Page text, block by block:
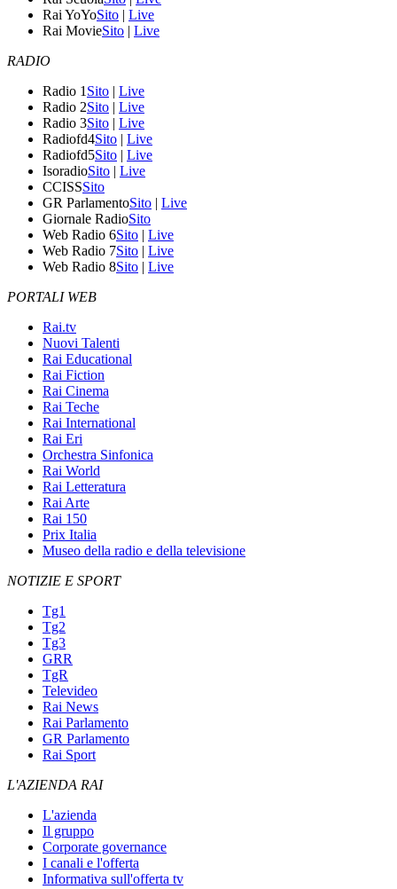
Rai YoYoSito | Live
Rai MovieSito | Live
RADIO
Radio 1 Sito | Live
Radio 2Sito | Live
Radio 3Sito | Live
Radiofd4Sito | Live
Radiofd5Sito | Live
IsoradioSito | Live
CCISSSito
GR ParlamentoSito | Live
Giornale RadioSito
Web Radio 6Sito | Live
Web Radio 7Sito | Live
Web Radio 8Sito | Live
PORTALI WEB
Rai.tv
Nuovi Talenti
Rai Educational
Rai Fiction
Rai Cinema
Rai Teche
Rai International
Rai Eri
Orchestra Sinfonica
Rai World
Rai Letteratura
Rai Arte
Rai 150
Prix Italia
Museo della radio e della televisione
NOTIZIE E SPORT
Tg1
Tg2
Tg3
GRR
TgR
Televideo
Rai News
Rai Parlamento
GR Parlamento
Rai Sport
L'AZIENDA RAI
L'azienda
Il gruppo
Corporate governance
I canali e l'offerta
Informativa sull'offerta tv